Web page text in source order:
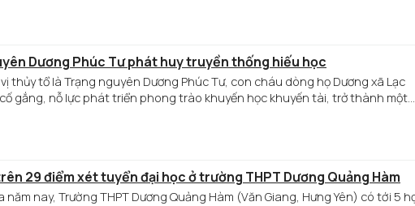
Dương Phúc Tư phát huy truyền thống hiếu học
thủy tổ là Trạng nguyên Dương Phúc Tư, con cháu dòng họ Dương xã Lạc
gắng, nỗ lực phát triển phong trào khuyến học khuyến tài, trở thành một
29 điểm xét tuyển đại học ở trường THPT Dương Quảng Hàm
năm nay, Trường THPT Dương Quảng Hàm (Văn Giang, Hưng Yên) có tới 5